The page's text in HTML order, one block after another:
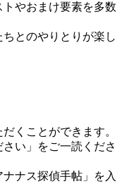
トやおまけ要素を多数
ちとのやりとりが楽し
くことができます。
い」をご一読くださ
ナス探偵手帖」を入